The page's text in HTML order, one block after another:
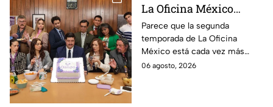
La Oficina México
temporada 2 y un
detalle desata teorías
entre los fans
Parece que la segunda
temporada de La Oficina
México está cada vez más
cerca, pues el elenco ya se
06 agosto, 2026